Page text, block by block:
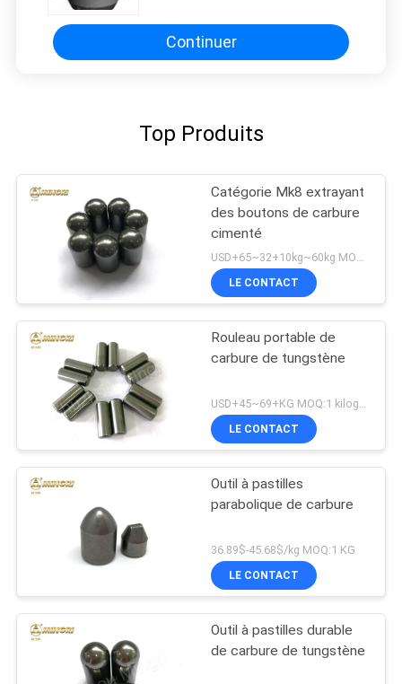
Continuer
Top Produits
Catégorie Mk8 extrayant
des boutons de carbure
cimenté
USD+65~32+10kg~60kg MOQ:5KG
LE CONTACT
Rouleau portable de
carbure de tungstène
USD+45~69+KG MOQ:1 kilogramme
LE CONTACT
Outil à pastilles
parabolique de carbure
36.89$-45.68$/kg MOQ:1 KG
LE CONTACT
Outil à pastilles durable
de carbure de tungstène